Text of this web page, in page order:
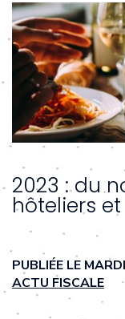
2023 : du
hôteliers
PUBLIÉE LE
ACTU FISCALE